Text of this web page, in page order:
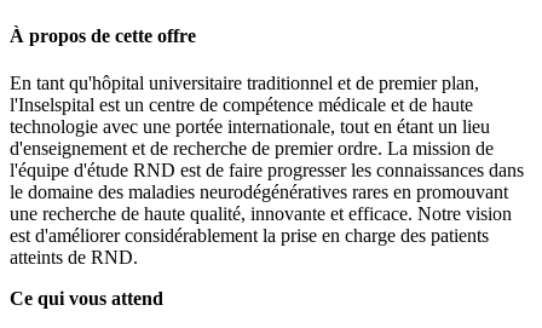
À propos de cette offre
En tant qu'hôpital universitaire traditionnel et de premier plan,
l'Inselspital est un centre de compétence médicale et de haute
technologie avec une portée internationale, tout en étant un lieu
d'enseignement et de recherche de premier ordre. La mission de
l'équipe d'étude RND est de faire progresser les connaissances dans
le domaine des maladies neurodégénératives rares en promouvant
une recherche de haute qualité, innovante et efficace. Notre vision
est d'améliorer considérablement la prise en charge des patients
atteints de RND.
Ce qui vous attend